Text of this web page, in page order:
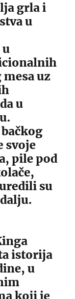
grla i
u
u
uz
u
svoje
pile pod
su
istorija
u
koji je